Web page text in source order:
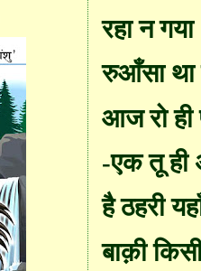
रहा न गया
रुआँसा
आज रो ही
-एक तू ही
है ठहरी
बाक़ी